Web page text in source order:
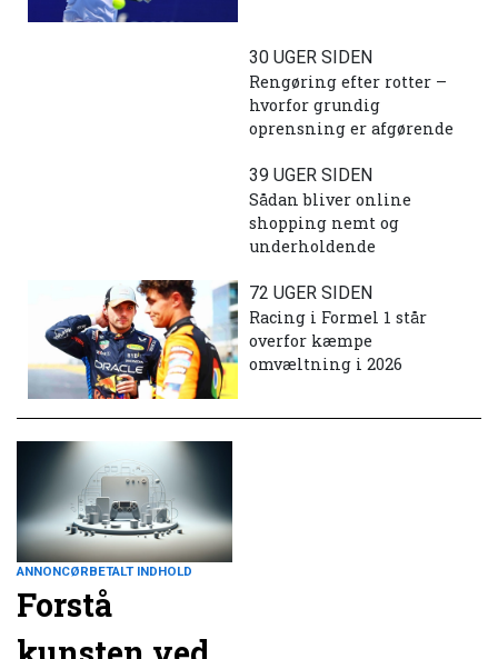
30 UGER SIDEN
Rengøring efter rotter –
hvorfor grundig
oprensning er afgørende
39 UGER SIDEN
Sådan bliver online
shopping nemt og
underholdende
72 UGER SIDEN
Racing i Formel 1 står
overfor kæmpe
omvæltning i 2026
ANNONCØRBETALT INDHOLD
Forstå